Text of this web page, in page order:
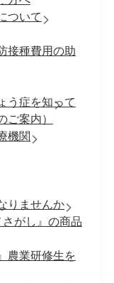
ついて
接種費用の助
う症を知って
ご案内）
機関
りませんか
がし』の商品
農業研修生を